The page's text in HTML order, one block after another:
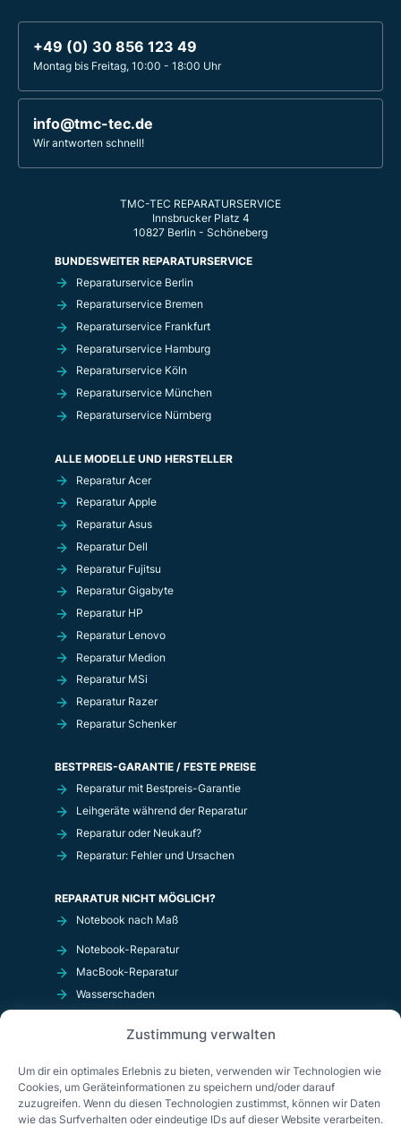
Zustimmung verwalten
Um dir ein optimales Erlebnis zu bieten, verwenden wir Technologien wie
Cookies, um Geräteinformationen zu speichern und/oder darauf
zuzugreifen. Wenn du diesen Technologien zustimmst, können wir Daten
wie das Surfverhalten oder eindeutige IDs auf dieser Website verarbeiten.
+49 (0) 30 856 123 49
Montag bis Freitag, 10:00 - 18:00 Uhr
info@tmc-tec.de
Wir antworten schnell!
TMC-TEC REPARATURSERVICE
Innsbrucker Platz 4
10827 Berlin - Schöneberg
BUNDESWEITER REPARATURSERVICE
Reparaturservice Berlin
Reparaturservice Bremen
Reparaturservice Frankfurt
Reparaturservice Hamburg
Reparaturservice Köln
Reparaturservice München
Reparaturservice Nürnberg
ALLE MODELLE UND HERSTELLER
Reparatur Acer
Reparatur Apple
Reparatur Asus
Reparatur Dell
Reparatur Fujitsu
Reparatur Gigabyte
Reparatur HP
Reparatur Lenovo
Reparatur Medion
Reparatur MSi
Reparatur Razer
Reparatur Schenker
BESTPREIS-GARANTIE / FESTE PREISE
Reparatur mit Bestpreis-Garantie
Leihgeräte während der Reparatur
Reparatur oder Neukauf?
Reparatur: Fehler und Ursachen
REPARATUR NICHT MÖGLICH?
Notebook nach Maß
Notebook-Reparatur
MacBook-Reparatur
Wasserschaden
OnlineShop